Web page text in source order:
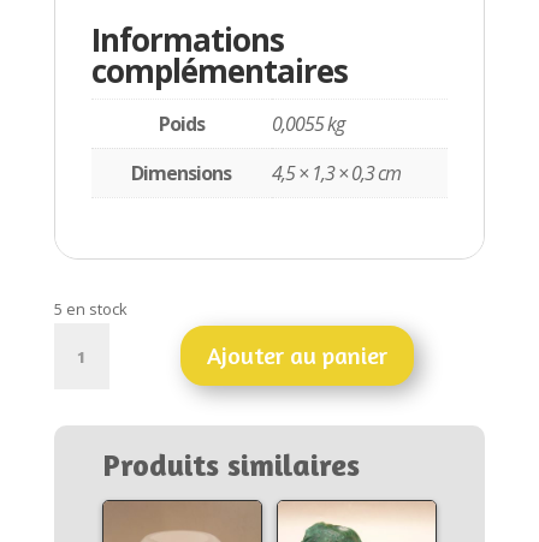
Informations
complémentaires
Poids
0,0055 kg
Dimensions
4,5 × 1,3 × 0,3 cm
5 en stock
Ajouter au panier
Produits similaires